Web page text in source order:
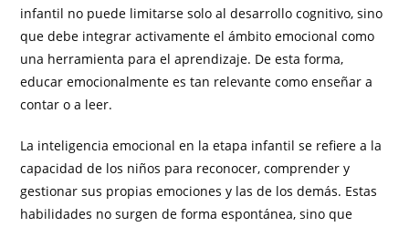
infantil no puede limitarse solo al desarrollo cognitivo, sino
que debe integrar activamente el ámbito emocional como
una herramienta para el aprendizaje. De esta forma,
educar emocionalmente es tan relevante como enseñar a
contar o a leer.
La inteligencia emocional en la etapa infantil se refiere a la
capacidad de los niños para reconocer, comprender y
gestionar sus propias emociones y las de los demás. Estas
habilidades no surgen de forma espontánea, sino que